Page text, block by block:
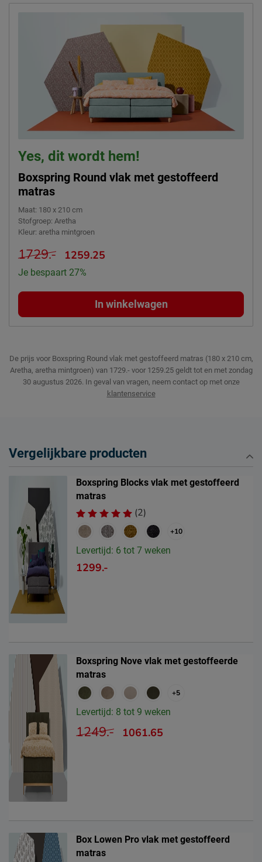
Yes, dit wordt hem!
Boxspring Round vlak met gestoffeerd
matras
Maat: 180 x 210 cm
Stofgroep: Aretha
Kleur: aretha mintgroen
1729.- 1259.25
Je bespaart 27%
In winkelwagen
De prijs voor Boxspring Round vlak met gestoffeerd matras (180 x 210 cm,
Aretha, aretha mintgroen) van 1729.- voor 1259.25 geldt tot en met zondag
30 augustus 2026. In geval van vragen, neem contact op met onze
klantenservice
Vergelijkbare producten
Boxspring Blocks vlak met gestoffeerd
matras
(2)
+10
Levertijd: 6 tot 7 weken
1299.-
Boxspring Nove vlak met gestoffeerde
matras
+5
Levertijd: 8 tot 9 weken
1249.- 1061.65
Box Lowen Pro vlak met gestoffeerd
matras